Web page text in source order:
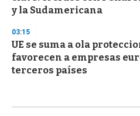
y la Sudamericana
03:15
UE se suma a ola
favorecen a empresas
terceros países